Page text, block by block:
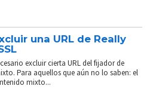
una URL de Really
excluir cierta URL del fijador de
Para aquellos que aún no lo saben: el
mixto...